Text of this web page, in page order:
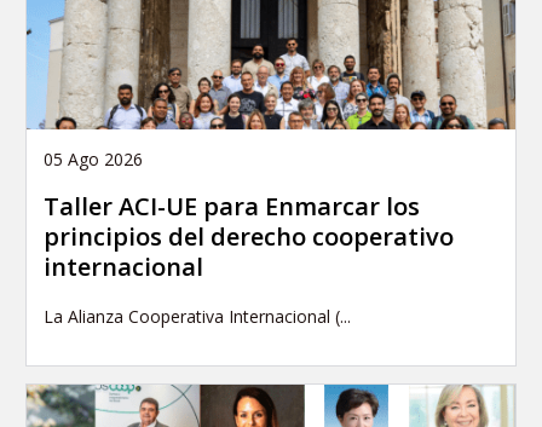
05 Ago 2026
Taller ACI-UE para Enmarcar los
principios del derecho cooperativo
internacional
La Alianza Cooperativa Internacional (...